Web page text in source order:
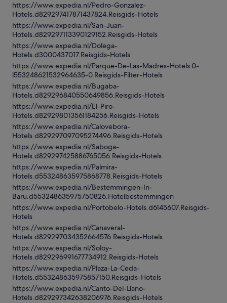
https://www.expedia.nl/Pedro-Gonzalez-
Hotels.d829297417871437824.Reisgids-Hotels
https://www.expedia.nl/San-Juan-
Hotels.d829297113390129152.Reisgids-Hotels
https://www.expedia.nl/Dolega-
Hotels.d3000437017.Reisgids-Hotels
https://www.expedia.nl/Parque-De-Las-Madres-Hotels.0-
l553248621532964635-0.Reisgids-Filter-Hotels
https://www.expedia.nl/Bugaba-
Hotels.d829296840550649856.Reisgids-Hotels
https://www.expedia.nl/El-Piro-
Hotels.d829298013561184256.Reisgids-Hotels
https://www.expedia.nl/Calovebora-
Hotels.d829297097095274496.Reisgids-Hotels
https://www.expedia.nl/Saboga-
Hotels.d829297425886765056.Reisgids-Hotels
https://www.expedia.nl/Palmira-
Hotels.d553248635975868778.Reisgids-Hotels
https://www.expedia.nl/Bestemmingen-In-
Baru.d553248635975750826.Hotelbestemmingen
https://www.expedia.nl/Portobelo-Hotels.d6145607.Reisgids-
Hotels
https://www.expedia.nl/Canaveral-
Hotels.d829297034352664576.Reisgids-Hotels
https://www.expedia.nl/Soloy-
Hotels.d829296991677734912.Reisgids-Hotels
https://www.expedia.nl/Plaza-La-Ceda-
Hotels.d553248635975857150.Reisgids-Hotels
https://www.expedia.nl/Canto-Del-Llano-
Hotels.d829297342638206976.Reisgids-Hotels